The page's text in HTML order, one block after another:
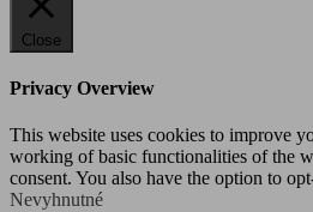
Close
Privacy Overview
This website uses cookies to improve
working of basic functionalities of the
consent. You also have the option to
Nevyhnutné